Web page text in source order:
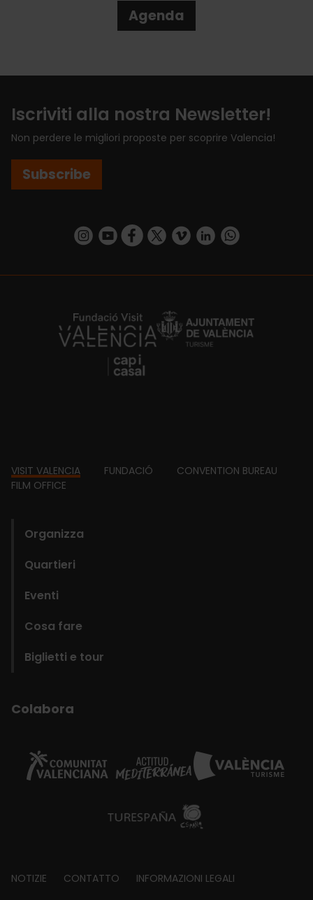
Agenda
Iscriviti alla nostra Newsletter!
Non perdere le migliori proposte per scoprire Valencia!
Subscribe
https://www.instagram.com/visit_valencia/
https://www.youtube.com/user/
https://www.facebook.com/
https://twitter.com/VisitaValencia
https://vimeo.com/
https://www.linkedin.com/company/turismo-valencia/https://api.whatsapp.com/send/
https://fundacion.visitvalencia.com/
Footer
VISIT VALENCIA FUNDACIÓ
CONVENTION BUREAU
FILM OFFICE
Organizza
Quartieri
Eventi
Cosa fare
Biglietti e tour
Colabora
Footer
NOTIZIE CONTATTO INFORMAZIONI LEGALI